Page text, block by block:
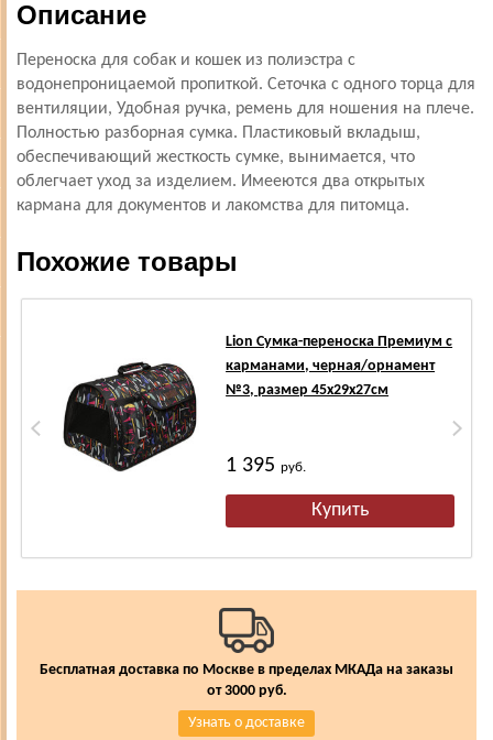
Описание
Переноска для собак и кошек из полиэстра с
водонепроницаемой пропиткой. Сеточка с одного торца для
вентиляции, Удобная ручка, ремень для ношения на плече.
Полностью разборная сумка. Пластиковый вкладыш,
обеспечивающий жесткость сумке, вынимается, что
облегчает уход за изделием. Имееются два открытых
кармана для документов и лакомства для питомца.
Похожие товары
Lion Сумка-переноска Премиум с
карманами, черная/орнамент
№3, размер 45х29х27см
1 395руб.
Бесплатная доставка по Москве в пределах МКАДа на заказы
от 3000 руб.
Узнать о доставке